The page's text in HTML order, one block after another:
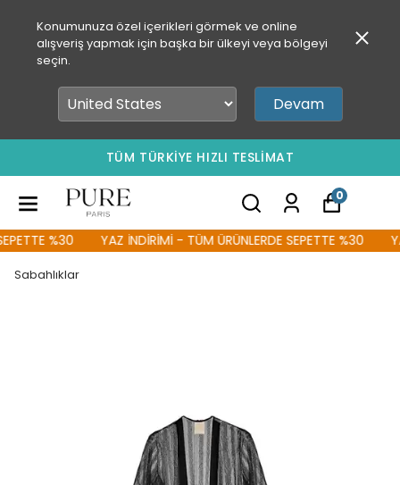
Konumunuza özel içerikleri görmek ve online
alışveriş yapmak için başka bir ülkeyi veya bölgeyi
seçin.
Devam
TÜM TÜRKİYE HIZLI TESLİMAT
0
%30 YAZ İNDİRİMİ - TÜM ÜRÜNLERDE SEPETTE %30
Sabahlıklar